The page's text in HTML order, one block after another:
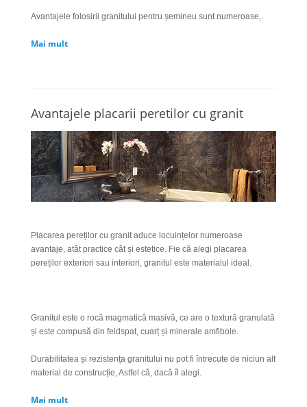
Avantajele folosirii granitului pentru șemineu sunt numeroase,.
Mai mult
Avantajele placarii peretilor cu granit
Placarea pereților cu granit aduce locuințelor numeroase
avantaje, atât practice cât și estetice. Fie că alegi placarea
pereților exteriori sau interiori, granitul este materialul ideal.
Granitul este o rocă magmatică masivă, ce are o textură granulată
și este compusă din feldspat, cuarț și minerale amfibole.
Durabilitatea și rezistența granitului nu pot fi întrecute de niciun alt
material de construcție, Astfel că, dacă îl alegi.
Mai mult